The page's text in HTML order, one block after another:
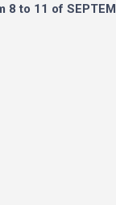
8 to 11 of